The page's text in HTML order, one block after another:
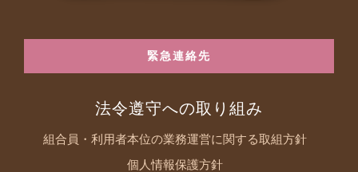
緊急連絡先
法令遵守への取り組み
組合員・利用者本位の業務運営に関する取組方針
個人情報保護方針